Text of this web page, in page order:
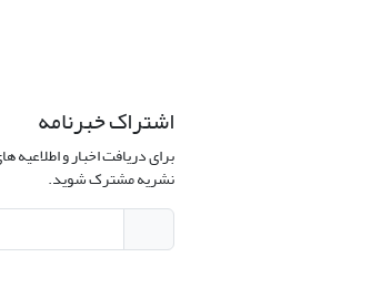
اشتراک خبرنامه
برای دریافت اخبار و اطلاعیه
نشریه مشترک شوید.